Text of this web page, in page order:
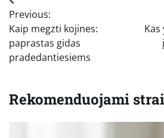
tarp
įrašų
Previous:
Kaip megzti kojines:
paprastas gidas
pradedantiesiems
Rekomenduojami